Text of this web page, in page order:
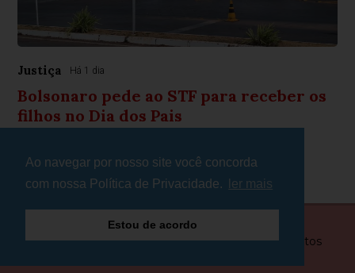
Ao navegar por nosso site você concorda
com nossa Política de Privacidade.
ler mais
Estou de acordo
Justiça Há 1 dia
Bolsonaro pede ao STF para receber os
filhos no Dia dos Pais
© Copyright 2026 - Plantão Minas - Todos os direitos